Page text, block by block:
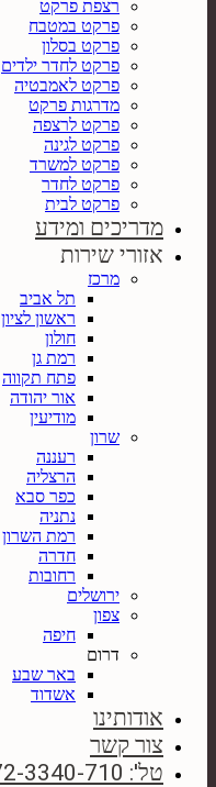
רצפת פרקט
פרקט במטבח
פרקט בסלון
פרקט לחדר ילדים
פרקט לאמבטיה
מדרגות פרקט
פרקט לרצפה
פרקט לגינה
פרקט למשרד
פרקט לחדר
פרקט לבית
מדריכים ומידע
אזורי שירות
מרכז
תל אביב
ראשון לציון
חולון
רמת גן
פתח תקווה
אור יהודה
מודיעין
שרון
רעננה
הרצליה
כפר סבא
נתניה
רמת השרון
חדרה
רחובות
ירושלים
צפון
חיפה
דרום
באר שבע
אשדוד
אודותינו
צור קשר
טל': 072-3340-710